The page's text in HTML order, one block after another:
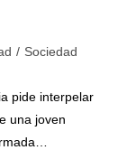
/ Sociedad
pide interpelar
una joven